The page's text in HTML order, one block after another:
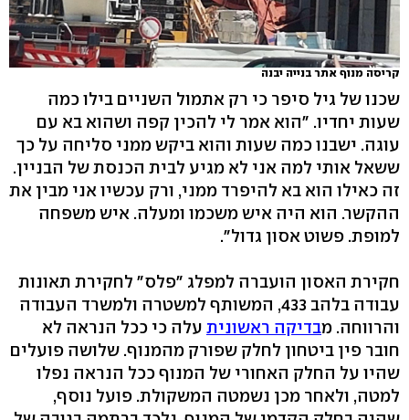
קריסה מנוף אתר בנייה יבנה
שכנו של גיל סיפר כי רק אתמול השניים בילו כמה
שעות יחדיו. "הוא אמר לי להכין קפה ושהוא בא עם
עוגה. ישבנו כמה שעות והוא ביקש ממני סליחה על כך
ששאל אותי למה אני לא מגיע לבית הכנסת של הבניין.
זה כאילו הוא בא להיפרד ממני, ורק עכשיו אני מבין את
ההקשר. הוא היה איש משכמו ומעלה. איש משפחה
למופת. פשוט אסון גדול".
חקירת האסון הועברה למפלג "פלס" לחקירת תאונות
עבודה בלהב 433, המשותף למשטרה ולמשרד העבודה
והרווחה. מבדיקה ראשונית עלה כי ככל הנראה לא
חובר פין ביטחון לחלק שפורק מהמנוף. שלושה פועלים
שהיו על החלק האחורי של המנוף ככל הנראה נפלו
למטה, ולאחר מכן נשמטה המשקולת. פועל נוסף,